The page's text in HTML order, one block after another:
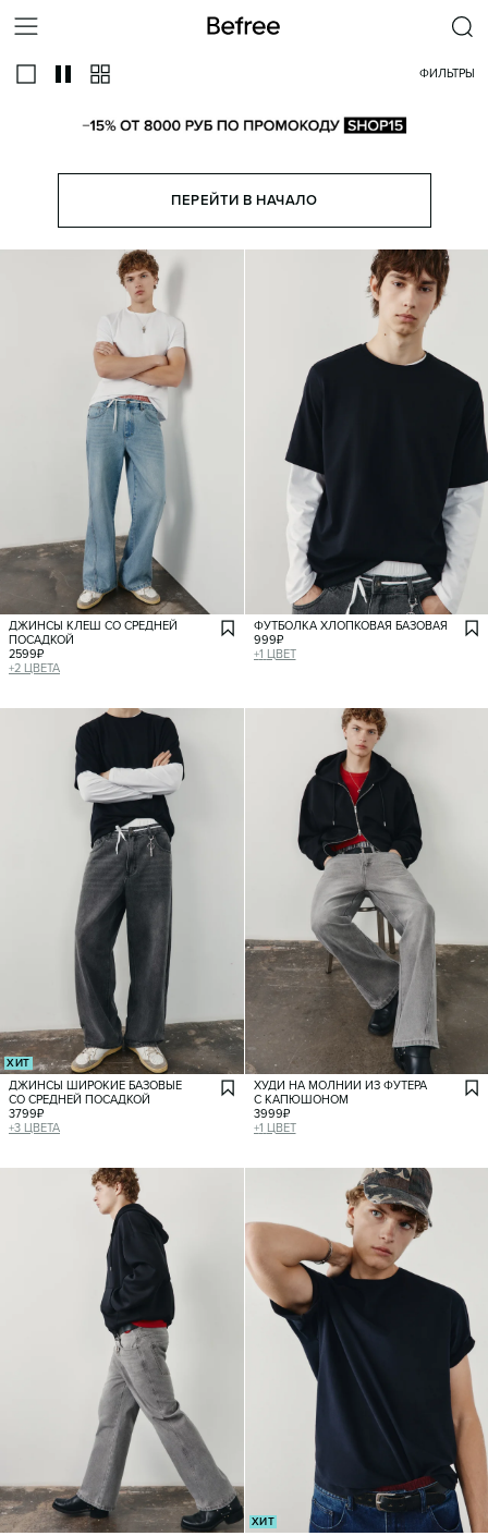
ФИЛЬТРЫ
ПЕРЕЙТИ В НАЧАЛО
ДЖИНСЫ КЛЕШ СО СРЕДНЕЙ
ПОСАДКОЙ
2599₽
+2 ЦВЕТА
ФУТБОЛКА ХЛОПКОВАЯ БАЗОВАЯ
999₽
+1 ЦВЕТ
ХИТ
ДЖИНСЫ ШИРОКИЕ БАЗОВЫЕ
СО СРЕДНЕЙ ПОСАДКОЙ
3799₽
+3 ЦВЕТА
ХУДИ НА МОЛНИИ ИЗ ФУТЕРА
С КАПЮШОНОМ
3999₽
+1 ЦВЕТ
ХИТ